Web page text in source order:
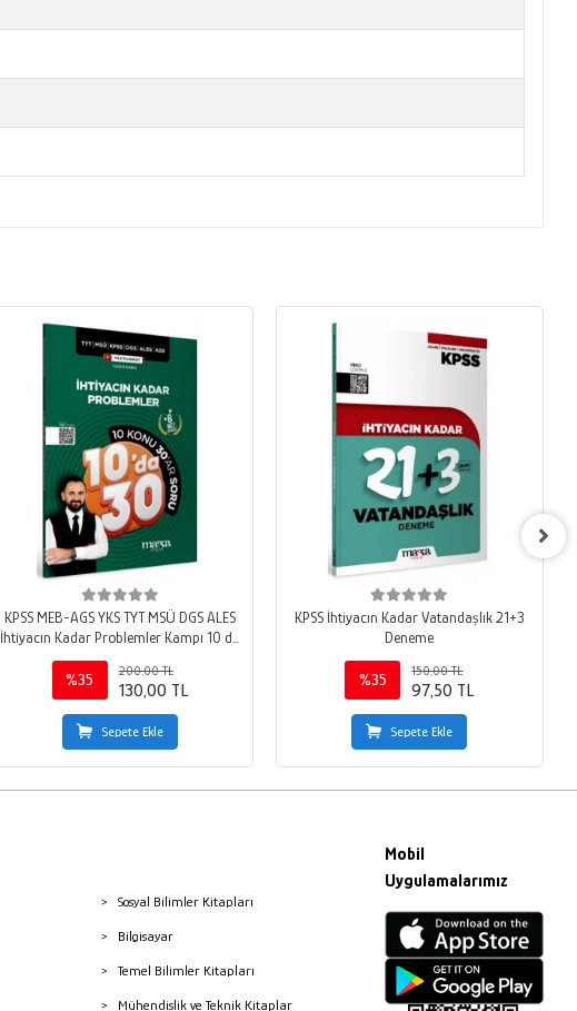
KPSS MEB-AGS YKS TYT MSÜ DGS ALES
İhtiyacın Kadar Problemler Kampı 10 da
30 Soru Bankası
%35
200,00 TL
130,00 TL
Sepete Ekle
KPSS İhtiyacın Kadar Vatandaşlık 21+3
Deneme
%35
150,00 TL
97,50 TL
Sepete Ekle
Sosyal Bilimler Kitapları
Bilgisayar
Temel Bilimler Kitapları
Mühendislik ve Teknik Kitaplar
Mobil
Uygulamalarımız